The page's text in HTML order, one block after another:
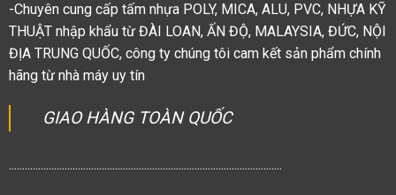
-Chuyên cung cấp tấm nhựa POLY, MICA, ALU, PVC, NHỰA KỸ
THUẬT nhập khẩu từ ĐÀI LOAN, ẤN ĐỘ, MALAYSIA, ĐỨC, NỘI
ĐỊA TRUNG QUỐC, công ty chúng tôi cam kết sản phẩm chính
hãng từ nhà máy uy tín
GIAO HÀNG TOÀN QUỐC
.......................................................................................................